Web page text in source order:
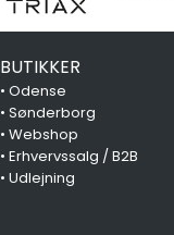
BUTIKKER
•Odense
•Sønderborg
•Webshop
•Erhvervssalg / B2B
•Udlejning